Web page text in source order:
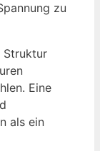
zu
Struktur
Eine
als ein